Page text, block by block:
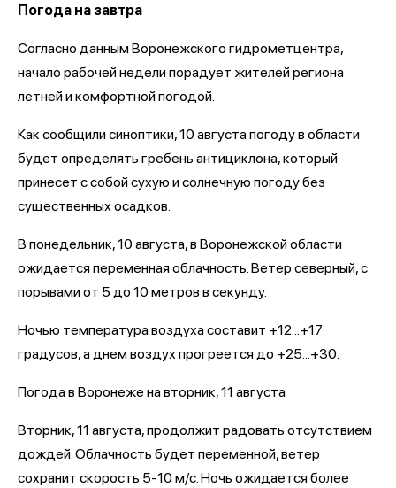
Погода на завтра
Согласно данным Воронежского гидрометцентра,
начало рабочей недели порадует жителей региона
летней и комфортной погодой.
Как сообщили синоптики, 10 августа погоду в области
будет определять гребень антициклона, который
принесет с собой сухую и солнечную погоду без
существенных осадков.
В понедельник, 10 августа, в Воронежской области
ожидается переменная облачность. Ветер северный, с
порывами от 5 до 10 метров в секунду.
Ночью температура воздуха составит +12...+17
градусов, а днем воздух прогреется до +25...+30.
Погода в Воронеже на вторник, 11 августа
Вторник, 11 августа, продолжит радовать отсутствием
дождей. Облачность будет переменной, ветер
сохранит скорость 5-10 м/с. Ночь ожидается более